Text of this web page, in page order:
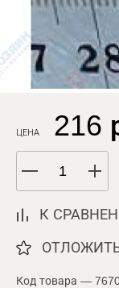
ЦЕНА 216
К
Код товара —